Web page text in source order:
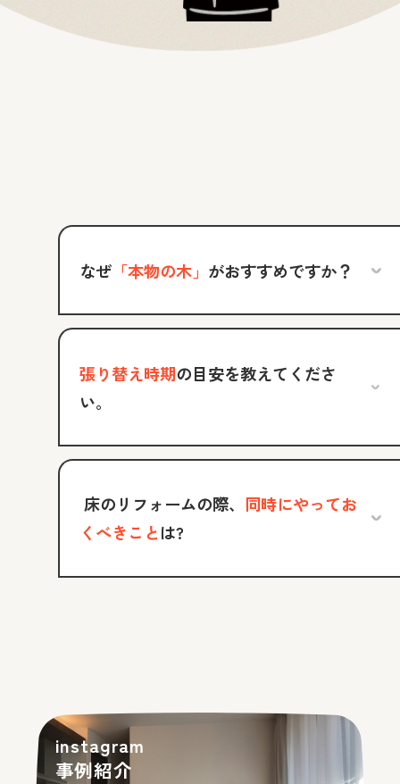
なぜ「本物の木」 がおすすめですか？
張り替え時期の目安を教えてくださ
い。
床のリフォームの際、 同時にやってお
くべきことは?
instagram
事例紹介